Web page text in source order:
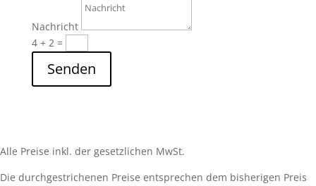
Nachricht
4 + 2=
Senden
Alle Preise inkl. der gesetzlichen MwSt.
Die durchgestrichenen Preise entsprechen dem bisherigen Preis